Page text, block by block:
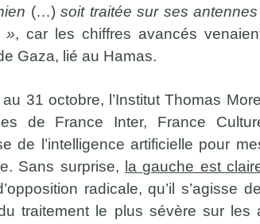
(…)soit traitée sur ses
», car les chiffres avancés
Gaza, lié au Hamas.
au 31 octobre, l’Institut Thomas More
de France Inter, France
de l’intelligence artificielle pour
Sans surprise, la gauche est
radicale, qu’il s’agisse
du traitement le plus sévère sur les